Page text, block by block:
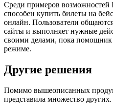
Среди примеров возможностей
способен купить билеты на
онлайн. Пользователи
сайты и выполняет нужные
своими делами, пока
режиме.
Другие решения
Помимо вышеописанных
представила множество